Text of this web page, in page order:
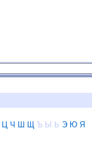
Ц Ч Ш Щ Ъ Ы Ь Э Ю Я